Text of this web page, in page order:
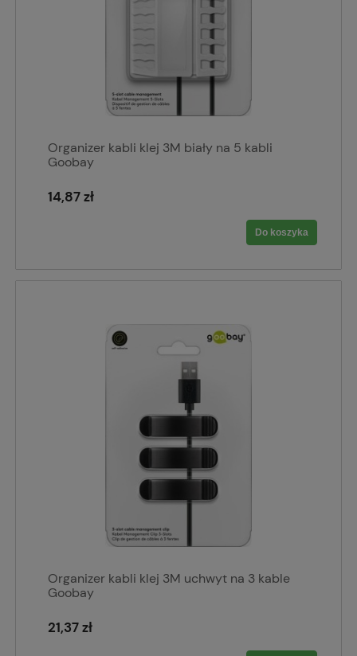
Organizer kabli klej 3M biały na 5 kabli
Goobay
14,87 zł
Do koszyka
Organizer kabli klej 3M uchwyt na 3 kable
Goobay
21,37 zł